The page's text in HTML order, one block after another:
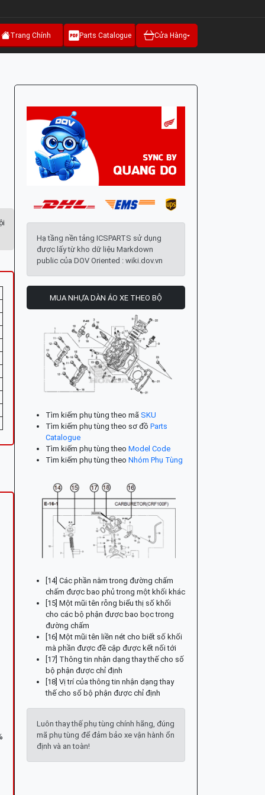
Trang Chính Parts Catalogue Cửa Hàng
Hạ tầng nền tảng ICSPARTS sử dụng
được lấy từ kho dữ liệu Markdown
public của DOV Oriented : wiki.dov.vn
MUA NHỰA DÀN ÁO XE THEO BỘ
Tìm kiếm phụ tùng theo mã SKU
Tìm kiếm phụ tùng theo sơ đồ Parts
Catalogue
Tìm kiếm phụ tùng theo Model Code
Tìm kiếm phụ tùng theo Nhóm Phụ Tùng
[14] Các phần nằm trong đường chấm
chấm được bao phủ trong một khối khác
[15] Một mũi tên rỗng biểu thị số khối
cho các bộ phận được bao bọc trong
đường chấm
[16] Một mũi tên liền nét cho biết số khối
mà phần được đề cập được kết nối tới
[17] Thông tin nhận dạng thay thế cho số
bộ phận được chỉ định
[18] Vị trí của thông tin nhận dạng thay
thế cho số bộ phận được chỉ định
Luôn thay thế phụ tùng chính hãng, đúng
mã phụ tùng để đảm bảo xe vận hành ổn
định và an toàn!